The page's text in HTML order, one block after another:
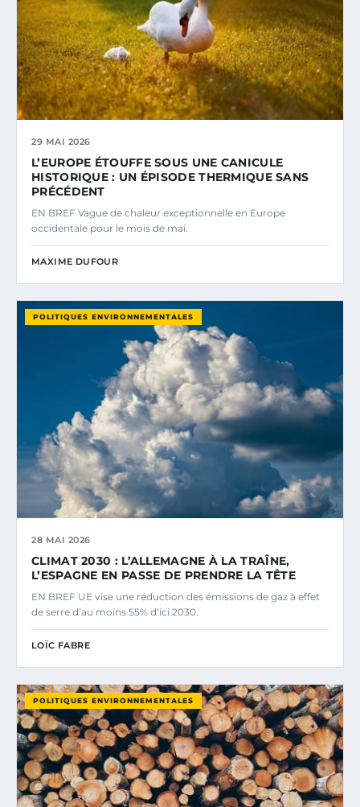
29 MAI 2026
L’EUROPE ÉTOUFFE SOUS UNE CANICULE
HISTORIQUE : UN ÉPISODE THERMIQUE SANS
PRÉCÉDENT
EN BREF Vague de chaleur exceptionnelle en Europe
occidentale pour le mois de mai.
MAXIME DUFOUR
POLITIQUES ENVIRONNEMENTALES
28 MAI 2026
CLIMAT 2030 : L’ALLEMAGNE À LA TRAÎNE,
L’ESPAGNE EN PASSE DE PRENDRE LA TÊTE
EN BREF UE vise une réduction des émissions de gaz à effet
de serre d’au moins 55% d’ici 2030.
LOÏC FABRE
POLITIQUES ENVIRONNEMENTALES